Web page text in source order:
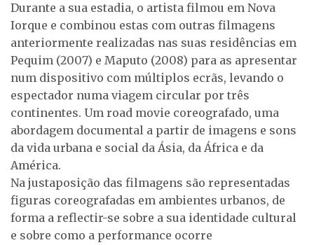
Durante a sua estadia, o artista filmou em Nova
Iorque e combinou estas com outras filmagens
anteriormente realizadas nas suas residências em
Pequim (2007) e Maputo (2008) para as apresentar
num dispositivo com múltiplos ecrãs, levando o
espectador numa viagem circular por três
continentes. Um road movie coreografado, uma
abordagem documental a partir de imagens e sons
da vida urbana e social da Ásia, da África e da
América.
Na justaposição das filmagens são representadas
figuras coreografadas em ambientes urbanos, de
forma a reflectir-se sobre a sua identidade cultural
e sobre como a performance ocorre